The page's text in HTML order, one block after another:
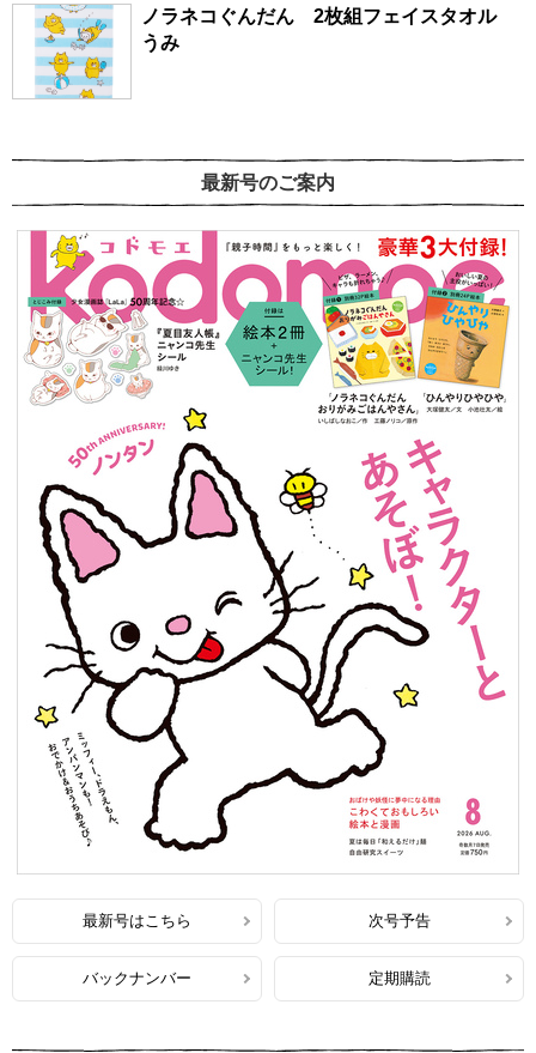
ノラネコぐんだん 2枚組フェイスタオル
うみ
最新号のご案内
最新号はこちら 次号予告
バックナンバー 定期購読